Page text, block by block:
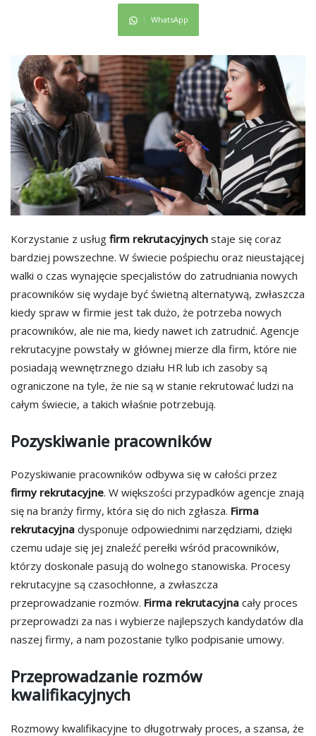
WhatsApp
Korzystanie z usług firm rekrutacyjnych staje się coraz
bardziej powszechne. W świecie pośpiechu oraz nieustającej
walki o czas wynajęcie specjalistów do zatrudniania nowych
pracowników się wydaje być świetną alternatywą, zwłaszcza
kiedy spraw w firmie jest tak dużo, że potrzeba nowych
pracowników, ale nie ma, kiedy nawet ich zatrudnić. Agencje
rekrutacyjne powstały w głównej mierze dla firm, które nie
posiadają wewnętrznego działu HR lub ich zasoby są
ograniczone na tyle, że nie są w stanie rekrutować ludzi na
całym świecie, a takich właśnie potrzebują.
Pozyskiwanie pracowników
Pozyskiwanie pracowników odbywa się w całości przez
firmy rekrutacyjne. W większości przypadków agencje znają
się na branży firmy, która się do nich zgłasza. Firma
rekrutacyjna dysponuje odpowiednimi narzędziami, dzięki
czemu udaje się jej znaleźć perełki wśród pracowników,
którzy doskonale pasują do wolnego stanowiska. Procesy
rekrutacyjne są czasochłonne, a zwłaszcza
przeprowadzanie rozmów. Firma rekrutacyjna cały proces
przeprowadzi za nas i wybierze najlepszych kandydatów dla
naszej firmy, a nam pozostanie tylko podpisanie umowy.
Przeprowadzanie rozmów
kwalifikacyjnych
Rozmowy kwalifikacyjne to długotrwały proces, a szansa, że